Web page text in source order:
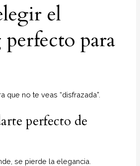
el
para
que no te veas “disfrazada”.
perfecto de
se pierde la elegancia.